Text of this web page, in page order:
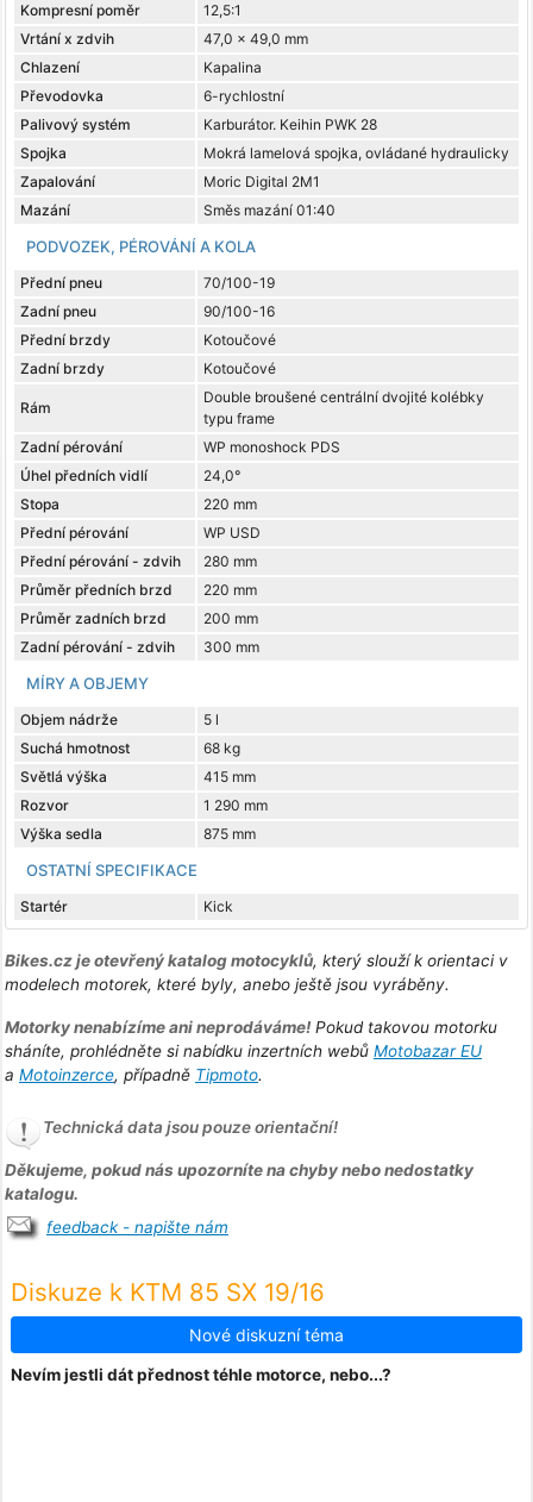
Kompresní poměr
12,5:1
Vrtání x zdvih
47,0 x 49,0 mm
Chlazení
Kapalina
Převodovka
6-rychlostní
Palivový systém
Karburátor. Keihin PWK 28
Spojka
Mokrá lamelová spojka, ovládané hydraulicky
Zapalování
Moric Digital 2M1
Mazání
Směs mazání 01:40
PODVOZEK, PÉROVÁNÍ A KOLA
Přední pneu
70/100-19
Zadní pneu
90/100-16
Přední brzdy
Kotoučové
Zadní brzdy
Kotoučové
Rám
Double broušené centrální dvojité kolébky
typu frame
Zadní pérování
WP monoshock PDS
Úhel předních vidlí
24,0°
Stopa
220 mm
Přední pérování
WP USD
Přední pérování - zdvih
280 mm
Průměr předních brzd
220 mm
Průměr zadních brzd
200 mm
Zadní pérování - zdvih
300 mm
MÍRY A OBJEMY
Objem nádrže
5 l
Suchá hmotnost
68 kg
Světlá výška
415 mm
Rozvor
1 290 mm
Výška sedla
875 mm
OSTATNÍ SPECIFIKACE
Startér Kick
Bikes.cz je otevřený katalog motocyklů, který slouží k orientaci v
modelech motorek, které byly, anebo ještě jsou vyráběny.
Motorky nenabízíme ani neprodáváme!Pokud takovou motorku
sháníte, prohlédněte si nabídku inzertních webů Motobazar EU
a Motoinzerce, případně Tipmoto.
Technická data jsou pouze orientační!
Děkujeme, pokud nás upozorníte na chyby nebo nedostatky
katalogu.
feedback - napište nám
Diskuze k KTM 85 SX 19/16
Nové diskuzní téma
Nevím jestli dát přednost téhle motorce, nebo...?